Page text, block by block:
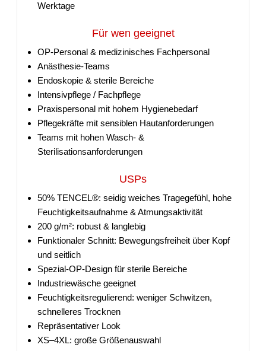
Werktage
Für wen geeignet
OP-Personal & medizinisches Fachpersonal
Anästhesie-Teams
Endoskopie & sterile Bereiche
Intensivpflege / Fachpflege
Praxispersonal mit hohem Hygienebedarf
Pflegekräfte mit sensiblen Hautanforderungen
Teams mit hohen Wasch- &
Sterilisationsanforderungen
USPs
50% TENCEL®: seidig weiches Tragegefühl, hohe
Feuchtigkeitsaufnahme & Atmungsaktivität
200 g/m²: robust & langlebig
Funktionaler Schnitt: Bewegungsfreiheit über Kopf
und seitlich
Spezial-OP-Design für sterile Bereiche
Industriewäsche geeignet
Feuchtigkeitsregulierend: weniger Schwitzen,
schnelleres Trocknen
Repräsentativer Look
XS–4XL: große Größenauswahl